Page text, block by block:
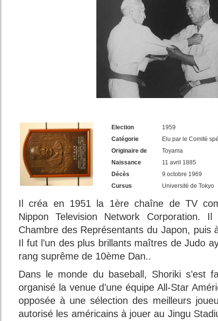
Election
1959
Catégorie
Elu par le Comité
Originaire de
Toyama
Naissance
11 avril 1885
Décès
9 octobre 1969
Cursus
Université de Tokyo
Il créa en 1951 la 1ère chaîne de TV
Nippon Television Network
Chambre des Représentants du Japon, puis
Il fut l’un des plus brillants maîtres de Judo
rang suprême de 10ème Dan..
Dans le monde du baseball, Shoriki s’est
organisé la venue d’une équipe All-Star
opposée à une sélection des meilleurs
autorisé les américains à jouer au Jingu